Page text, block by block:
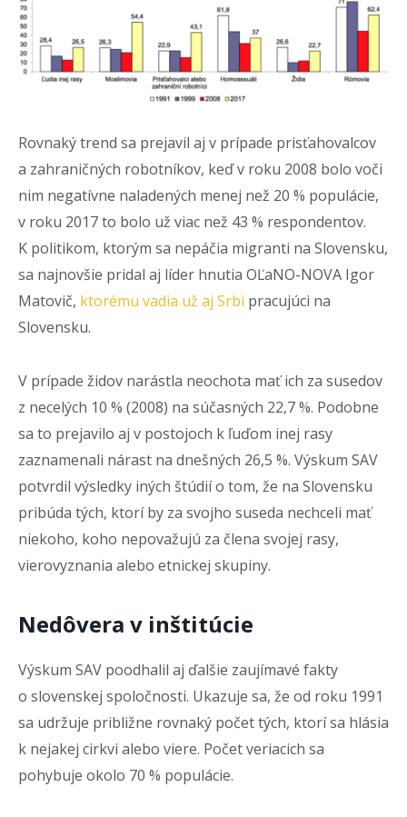
Rovnaký trend sa prejavil aj v prípade prisťahovalcov
a zahraničných robotníkov, keď v roku 2008 bolo voči
nim negatívne naladených menej než 20 % populácie,
v roku 2017 to bolo už viac než 43 % respondentov.
K politikom, ktorým sa nepáčia migranti na Slovensku,
sa najnovšie pridal aj líder hnutia OĽaNO-NOVA Igor
Matovič, ktorému vadia už aj Srbi pracujúci na
Slovensku.
V prípade židov narástla neochota mať ich za susedov
z necelých 10 % (2008) na súčasných 22,7 %. Podobne
sa to prejavilo aj v postojoch k ľuďom inej rasy
zaznamenali nárast na dnešných 26,5 %. Výskum SAV
potvrdil výsledky iných štúdií o tom, že na Slovensku
pribúda tých, ktorí by za svojho suseda nechceli mať
niekoho, koho nepovažujú za člena svojej rasy,
vierovyznania alebo etnickej skupiny.
Nedôvera v inštitúcie
Výskum SAV poodhalil aj ďalšie zaujímavé fakty
o slovenskej spoločnosti. Ukazuje sa, že od roku 1991
sa udržuje približne rovnaký počet tých, ktorí sa hlásia
k nejakej cirkvi alebo viere. Počet veriacich sa
pohybuje okolo 70 % populácie.